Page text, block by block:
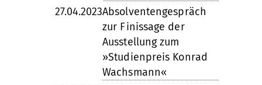
27.04.2023Absolventengespräch
zur Finissage der
Ausstellung zum
»Studienpreis Konrad
Wachsmann«